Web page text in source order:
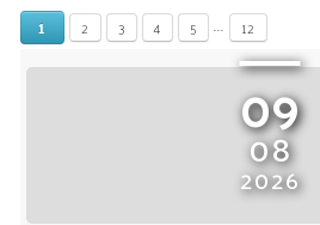
1 2 3 4 5 ... 12
09
08
2026